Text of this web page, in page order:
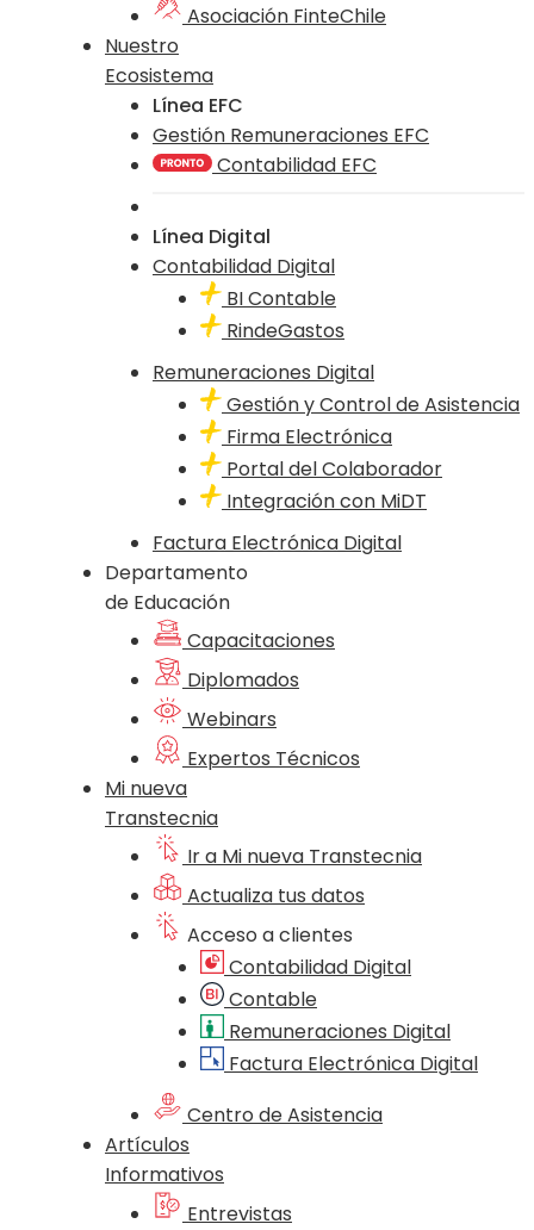
Asociación FinteChile
Nuestro
Ecosistema
Línea EFC
Gestión Remuneraciones EFC
Contabilidad EFC
Línea Digital
Contabilidad Digital
BI Contable
RindeGastos
Remuneraciones Digital
Gestión y Control de Asistencia
Firma Electrónica
Portal del Colaborador
Integración con MiDT
Factura Electrónica Digital
Departamento
de Educación
Capacitaciones
Diplomados
Webinars
Expertos Técnicos
Mi nueva
Transtecnia
Ir a Mi nueva Transtecnia
Actualiza tus datos
Acceso a clientes
Contabilidad Digital
Contable
Remuneraciones Digital
Factura Electrónica Digital
Centro de Asistencia
Artículos
Informativos
Entrevistas